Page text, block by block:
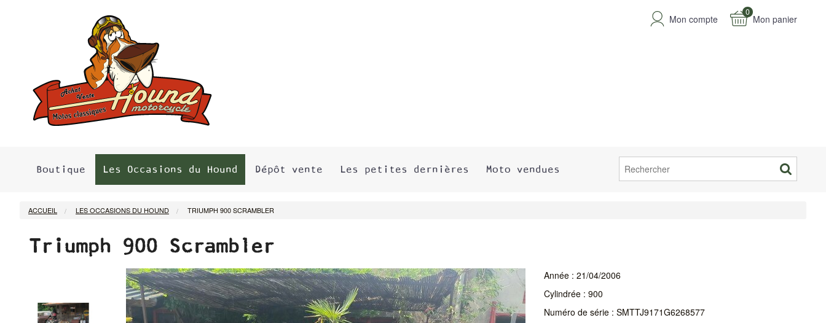
0
Mon panier
Mon compte
Boutique Les Occasions du Hound Dépôt vente Les petites dernières Moto vendues
ACCUEIL LES OCCASIONS DU HOUND TRIUMPH 900 SCRAMBLER
Triumph 900 Scrambler
Année : 21/04/2006
Cylindrée : 900
Numéro de série : SMTTJ9171G6268577